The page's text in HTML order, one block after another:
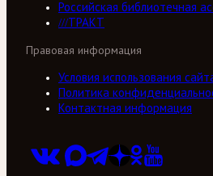
Российская библиотечная
///ТРАКТ
Правовая информация
Условия использования
Политика
Контактная информация